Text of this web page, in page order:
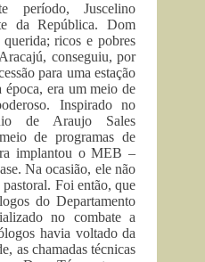
período, Juscelino
da República. Dom
ricos e pobres
conseguiu, por
para uma estação
época, era um meio de
Inspirado no
de Araujo Sales
de programas de
implantou o MEB –
Na ocasião, ele não
Foi então, que
do Departamento
no combate a
havia voltado da
as chamadas técnicas